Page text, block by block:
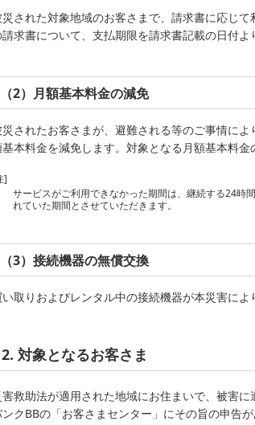
された対象地域のお客さまで、請求書に応じ
求書について、支払期限を請求書記載の日付よ
（2）月額基本料金の減免
されたお客さまが、避難される等のご事情に
本料金を減免します。対象となる月額基本料金
]
サービスがご利用できなかった期間は、継続する24時
れていた期間とさせていただきます。
（3）接続機器の無償交換
取りおよびレンタル中の接続機器が本災害に
2. 対象となるお客さま
救助法が適用された地域にお住まいで、被害
クBBの「お客さまセンター」にその旨の申告が